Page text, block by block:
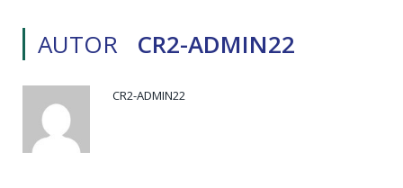
AUTOR CR2-ADMIN22
CR2-ADMIN22